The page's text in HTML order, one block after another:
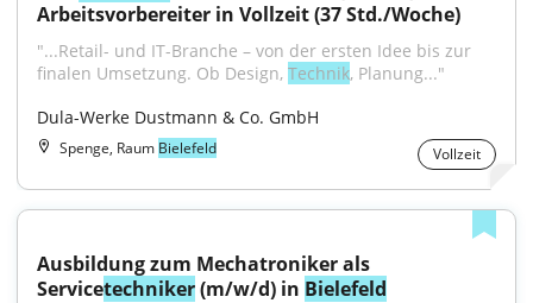
Arbeitsvorbereiter in Vollzeit (37 Std./Woche)
"...Retail- und IT-Branche – von der ersten Idee bis zur
finalen Umsetzung. Ob Design, Technik, Planung..."
Dula-Werke Dustmann & Co. GmbH
Spenge, Raum Bielefeld Vollzeit
Ausbildung zum Mechatroniker als
Servicetechniker (m/w/d) in Bielefeld